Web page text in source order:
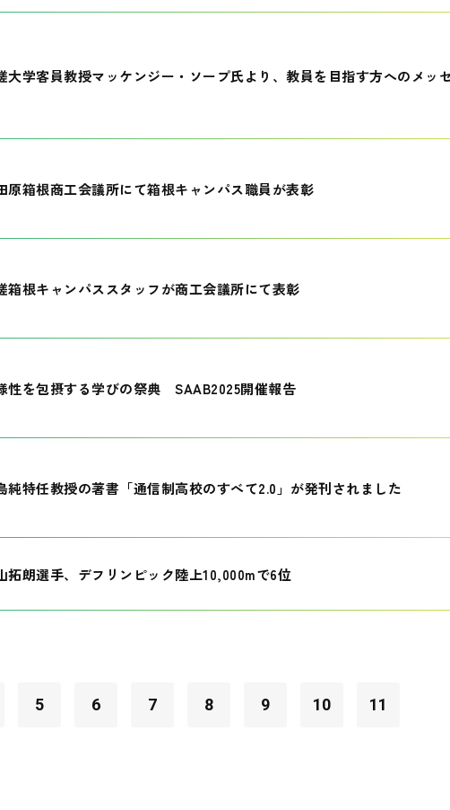
大学客員教授マッケンジー・ソープ氏より、教員を目指す方へのメッ
原箱根商工会議所にて箱根キャンパス職員が表彰
箱根キャンパススタッフが商工会議所にて表彰
性を包摂する学びの祭典 SAAB2025開催報告
純特任教授の著書「通信制高校のすべて2.0」が発刊されました
拓朗選手、デフリンピック陸上10,000mで6位
5 6 7 8 9 10 11